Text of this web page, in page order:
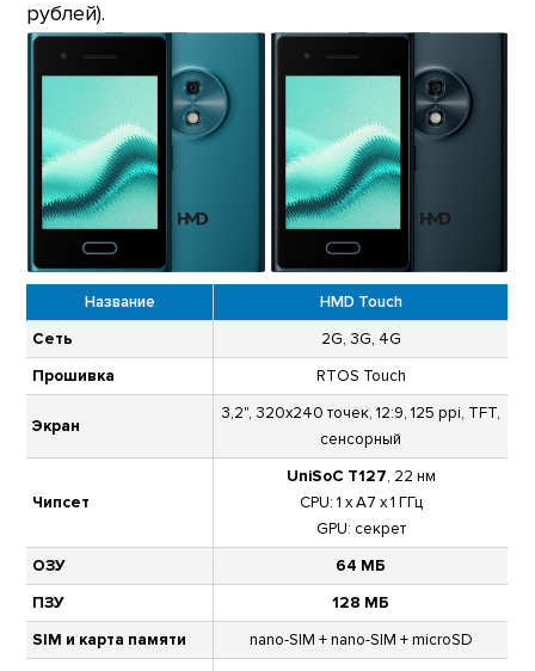
рублей).
Название
HMD Touch
Сеть
2G, 3G, 4G
Прошивка
RTOS Touch
Экран
3,2", 320х240 точек, 12:9, 125 ppi, TFT,
сенсорный
Чипсет
UniSoC T127, 22 нм
CPU: 1 x A7 x 1 ГГц
GPU: секрет
ОЗУ
64 МБ
ПЗУ
128 МБ
SIM и карта памяти
nano-SIM + nano-SIM + microSD